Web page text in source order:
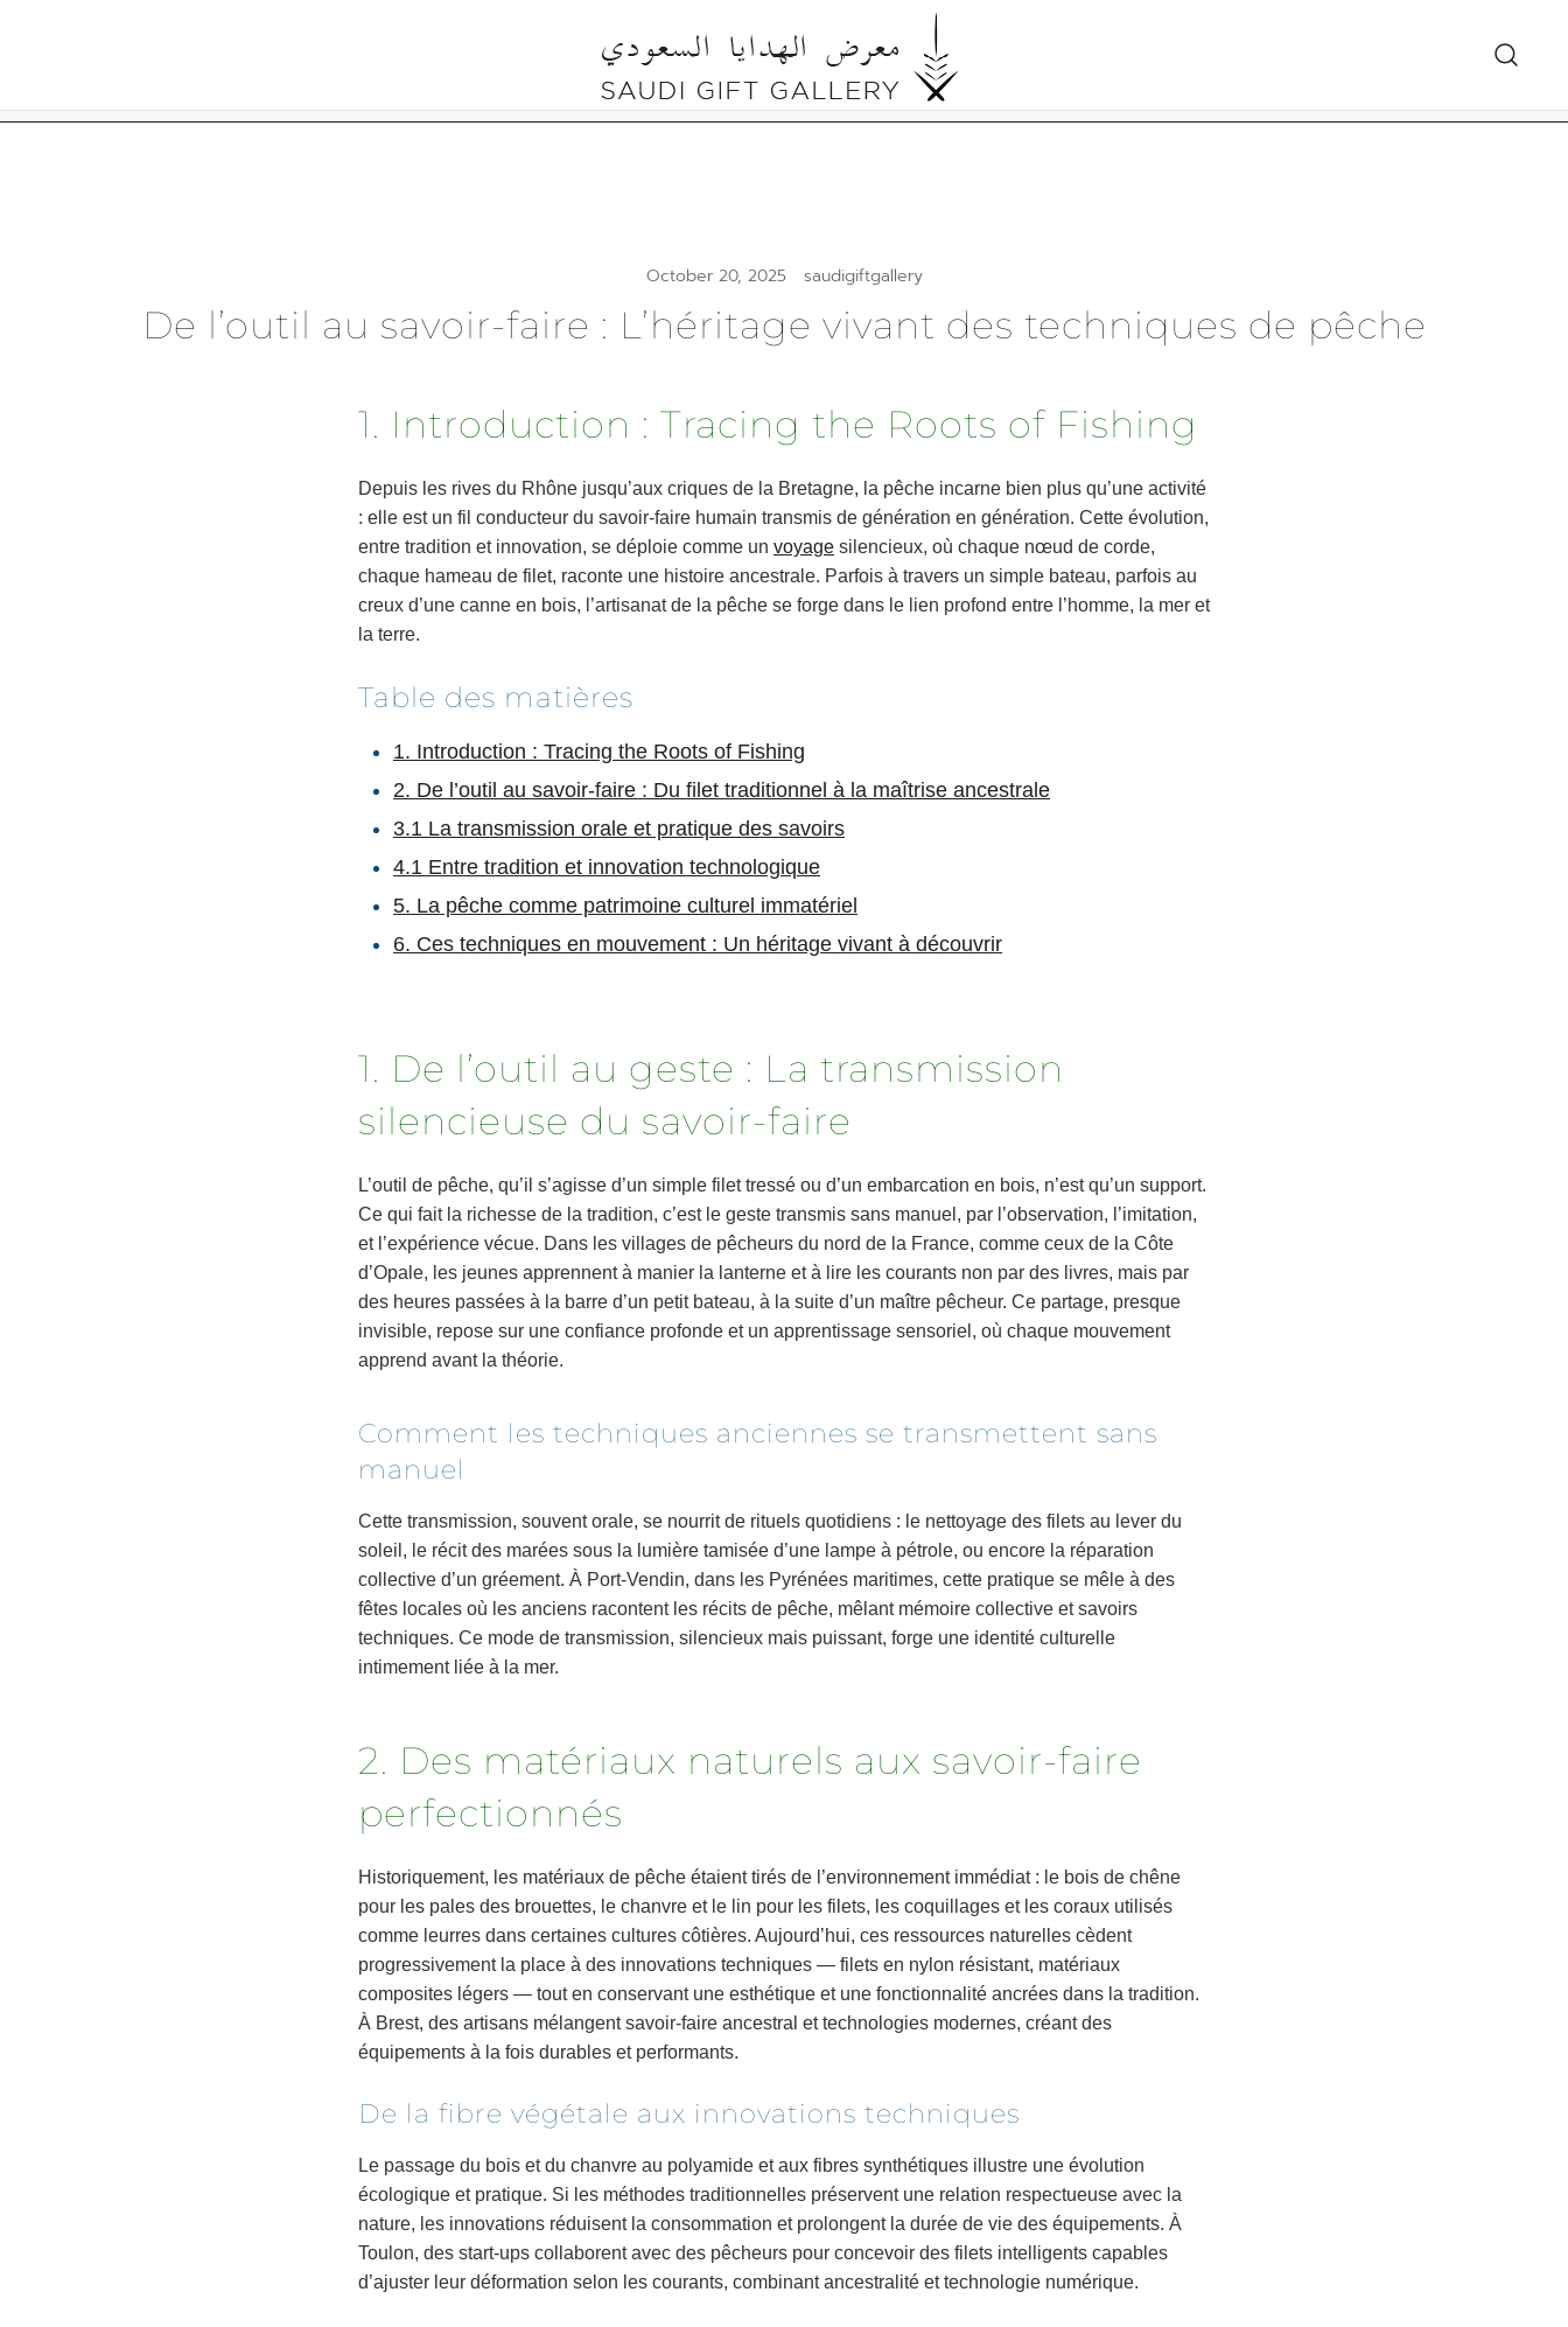
Cultural Gifts Made in Saudi Arabia معرض الهدايا السعودي
October 20, 2025 saudigiftgallery
De l’outil au savoir-faire : L’héritage vivant des techniques de pêche
1. Introduction : Tracing the Roots of Fishing
Depuis les rives du Rhône jusqu’aux criques de la Bretagne, la pêche incarne bien plus qu’une activité
: elle est un fil conducteur du savoir-faire humain transmis de génération en génération. Cette évolution,
entre tradition et innovation, se déploie comme un voyage silencieux, où chaque nœud de corde,
chaque hameau de filet, raconte une histoire ancestrale. Parfois à travers un simple bateau, parfois au
creux d’une canne en bois, l’artisanat de la pêche se forge dans le lien profond entre l’homme, la mer et
la terre.
Table des matières
1. Introduction : Tracing the Roots of Fishing
2. De l’outil au savoir-faire : Du filet traditionnel à la maîtrise ancestrale
3.1 La transmission orale et pratique des savoirs
4.1 Entre tradition et innovation technologique
5. La pêche comme patrimoine culturel immatériel
6. Ces techniques en mouvement : Un héritage vivant à découvrir
1. De l’outil au geste : La transmission
silencieuse du savoir-faire
L’outil de pêche, qu’il s’agisse d’un simple filet tressé ou d’un embarcation en bois, n’est qu’un support.
Ce qui fait la richesse de la tradition, c’est le geste transmis sans manuel, par l’observation, l’imitation,
et l’expérience vécue. Dans les villages de pêcheurs du nord de la France, comme ceux de la Côte
d’Opale, les jeunes apprennent à manier la lanterne et à lire les courants non par des livres, mais par
des heures passées à la barre d’un petit bateau, à la suite d’un maître pêcheur. Ce partage, presque
invisible, repose sur une confiance profonde et un apprentissage sensoriel, où chaque mouvement
apprend avant la théorie.
Comment les techniques anciennes se transmettent sans
manuel
Cette transmission, souvent orale, se nourrit de rituels quotidiens : le nettoyage des filets au lever du
soleil, le récit des marées sous la lumière tamisée d’une lampe à pétrole, ou encore la réparation
collective d’un gréement. À Port-Vendin, dans les Pyrénées maritimes, cette pratique se mêle à des
fêtes locales où les anciens racontent les récits de pêche, mêlant mémoire collective et savoirs
techniques. Ce mode de transmission, silencieux mais puissant, forge une identité culturelle
intimement liée à la mer.
2. Des matériaux naturels aux savoir-faire
perfectionnés
Historiquement, les matériaux de pêche étaient tirés de l’environnement immédiat : le bois de chêne
pour les pales des brouettes, le chanvre et le lin pour les filets, les coquillages et les coraux utilisés
comme leurres dans certaines cultures côtières. Aujourd’hui, ces ressources naturelles cèdent
progressivement la place à des innovations techniques — filets en nylon résistant, matériaux
composites légers — tout en conservant une esthétique et une fonctionnalité ancrées dans la tradition.
À Brest, des artisans mélangent savoir-faire ancestral et technologies modernes, créant des
équipements à la fois durables et performants.
De la fibre végétale aux innovations techniques
Le passage du bois et du chanvre au polyamide et aux fibres synthétiques illustre une évolution
écologique et pratique. Si les méthodes traditionnelles préservent une relation respectueuse avec la
nature, les innovations réduisent la consommation et prolongent la durée de vie des équipements. À
Toulon, des start-ups collaborent avec des pêcheurs pour concevoir des filets intelligents capables
d’ajuster leur déformation selon les courants, combinant ancestralité et technologie numérique.